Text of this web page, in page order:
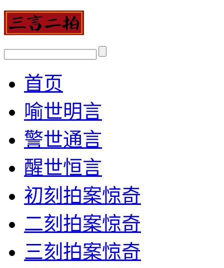
首页
喻世明言
警世通言
醒世恒言
初刻拍案惊奇
二刻拍案惊奇
三刻拍案惊奇